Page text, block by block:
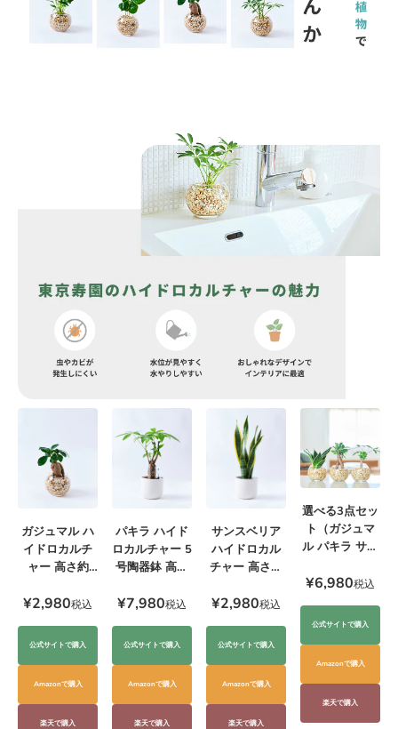
ガジュマル ハ
イドロカルチ
ャー 高さ約
¥2,980税込
公式サイトで購入
Amazonで購入
楽天で購入
パキラ ハイド
ロカルチャー 5
号陶器鉢 高さ
¥7,980税込
公式サイトで購入
Amazonで購入
楽天で購入
サンスベリア
ハイドロカル
チャー 高さ約
¥2,980税込
公式サイトで購入
Amazonで購入
楽天で購入
選べる3点セッ
ト（ガジュマ
ル パキラ サン
¥6,980税込
公式サイトで購入
Amazonで購入
楽天で購入